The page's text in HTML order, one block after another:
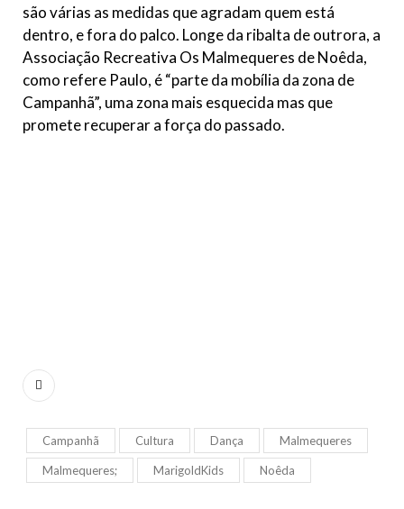
são várias as medidas que agradam quem está
dentro, e fora do palco. Longe da ribalta de outrora, a
Associação Recreativa Os Malmequeres de Noêda,
como refere Paulo, é “parte da mobília da zona de
Campanhã”, uma zona mais esquecida mas que
promete recuperar a força do passado.
Campanhã Cultura Dança Malmequeres
Malmequeres; MarigoldKids Noêda